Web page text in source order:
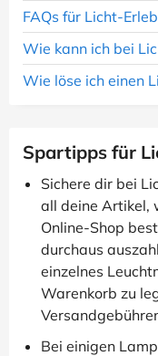
FAQs für Licht-
Wie kann ich bei
Wie löse ich einen
Spartipps für
Sichere dir bei
all deine Artikel,
Online-Shop
durchaus
einzelnes
Warenkorb zu
Bei einigen